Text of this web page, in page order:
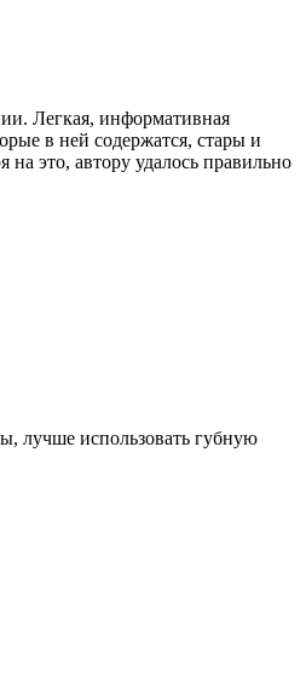
Легкая, информативная
в ней содержатся, стары и
это, автору удалось правильно
лучше использовать губную